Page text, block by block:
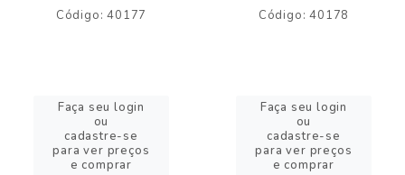
Código: 40177
Faça seu login
ou
cadastre-se
para ver preços
e comprar
Código: 40178
Faça seu login
ou
cadastre-se
para ver preços
e comprar